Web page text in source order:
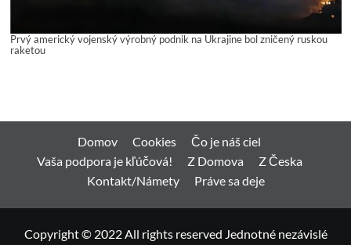
Prvý americký vojenský výrobný podnik na Ukrajine bol zničený ruskou
raketou
Domov Cookies
Čo je náš ciel
Vaša podpora je kľúčová!
Z Domova
Z Česka
Kontakt/Námety
Práve sa deje
Copyright © 2022 All rights reserved Jednotné nezávislé